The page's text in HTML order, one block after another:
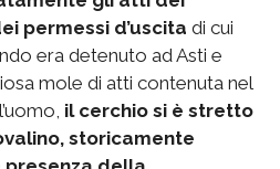
permessi d’uscita di cui
era detenuto ad Asti e
mole di atti contenuta nel
il cerchio si è stretto
storicamente